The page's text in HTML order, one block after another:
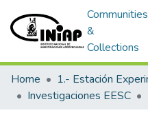
Communities
&
Collections
Home
Investigaciones EESC